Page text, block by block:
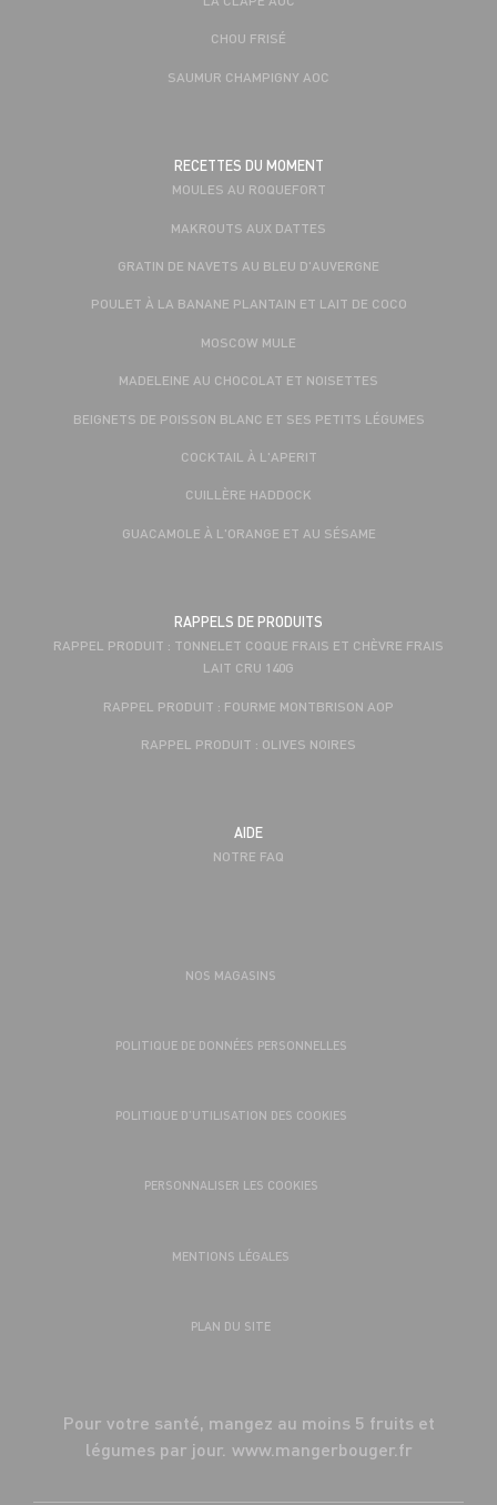
CHOU FRISÉ
SAUMUR CHAMPIGNY AOC
RECETTES DU MOMENT
MOULES AU ROQUEFORT
MAKROUTS AUX DATTES
GRATIN DE NAVETS AU BLEU D'AUVERGNE
POULET À LA BANANE PLANTAIN ET LAIT DE COCO
MOSCOW MULE
MADELEINE AU CHOCOLAT ET NOISETTES
BEIGNETS DE POISSON BLANC ET SES PETITS LÉGUMES
COCKTAIL À L'APERIT
CUILLÈRE HADDOCK
GUACAMOLE À L'ORANGE ET AU SÉSAME
RAPPELS DE PRODUITS
RAPPEL PRODUIT : TONNELET COQUE FRAIS ET CHÈVRE FRAIS
LAIT CRU 140G
RAPPEL PRODUIT : FOURME MONTBRISON AOP
RAPPEL PRODUIT : OLIVES NOIRES
AIDE
NOTRE FAQ
NOS MAGASINS
POLITIQUE DE DONNÉES PERSONNELLES
POLITIQUE D’UTILISATION DES COOKIES
PERSONNALISER LES COOKIES
MENTIONS LÉGALES
PLAN DU SITE
Pour votre santé, mangez au moins 5 fruits et
légumes par jour. www.mangerbouger.fr